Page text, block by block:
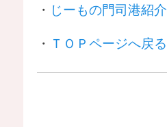
・ じーもの門司港紹介
・ ＴＯＰページへ戻る